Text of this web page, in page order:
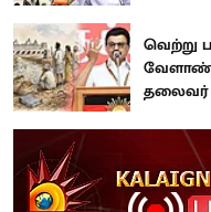
வெற்று
வேளாண்
தலைவர்